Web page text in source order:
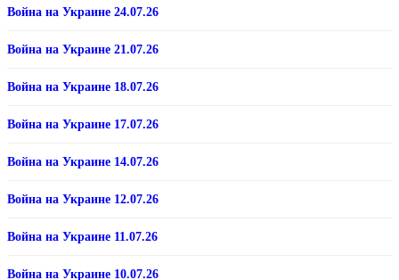
Война на Украине 24.07.26
Война на Украине 21.07.26
Война на Украине 18.07.26
Война на Украине 17.07.26
Война на Украине 14.07.26
Война на Украине 12.07.26
Война на Украине 11.07.26
Война на Украине 10.07.26